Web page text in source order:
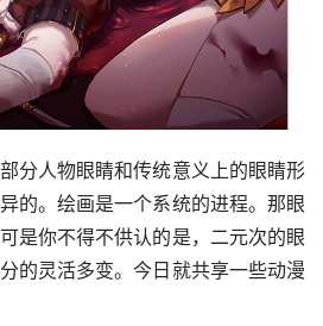
分人物眼睛和传统意义上的眼睛形
的。绘画是一个系统的进程。那眼
是你不得不供认的是，二元次的眼
的灵活多变。今日就共享一些动漫